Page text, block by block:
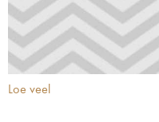
Loe veel